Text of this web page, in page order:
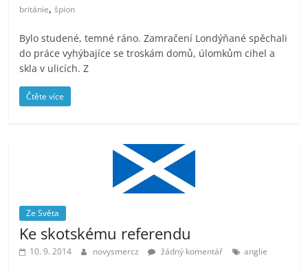
británie,špion
Bylo studené, temné ráno. Zamračení Londýňané spěchali
do práce vyhýbajíce se troskám domů, úlomkům cihel a
skla v ulicích. Z
Čtěte více
Ze Světa
Ke skotskému referendu
10. 9. 2014 novysmercz žádný komentář anglie